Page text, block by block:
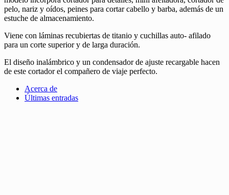
pelo, nariz y oídos, peines para cortar cabello y barba, además de un
estuche de almacenamiento.
Viene con láminas recubiertas de titanio y cuchillas auto- afilado
para un corte superior y de larga duración.
El diseño inalámbrico y un condensador de ajuste recargable hacen
de este cortador el compañero de viaje perfecto.
Acerca de
Últimas entradas